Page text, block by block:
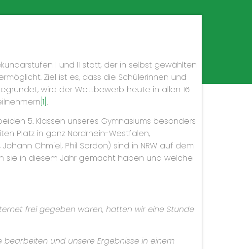
I und II statt, der in selbst gewählten
Ziel ist es, dass die Schülerinnen und
wird der Wettbewerb heute in allen 16
[1] .
5. Klassen unseres Gymnasiums besonders
Platz in ganz Nordrhein-Westfalen,
Chmiel, Phil Sordon) sind in NRW auf dem
sie in diesem Jahr gemacht haben und welche
frei gegeben waren, hatten wir eine Stunde
und unsere Ergebnisse in einem